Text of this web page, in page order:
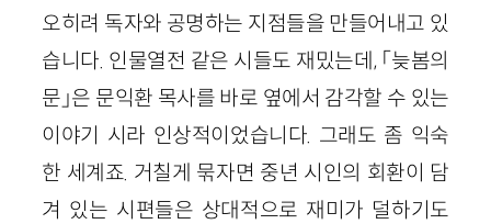
오히려 독자와 공명하는 지점들을 만들어내고 있
습니다. 인물열전 같은 시들도 재밌는데, 「늦봄의
문」은 문익환 목사를 바로 옆에서 감각할 수 있는
이야기 시라 인상적이었습니다. 그래도 좀 익숙
한 세계죠. 거칠게 묶자면 중년 시인의 회환이 담
겨 있는 시편들은 상대적으로 재미가 덜하기도